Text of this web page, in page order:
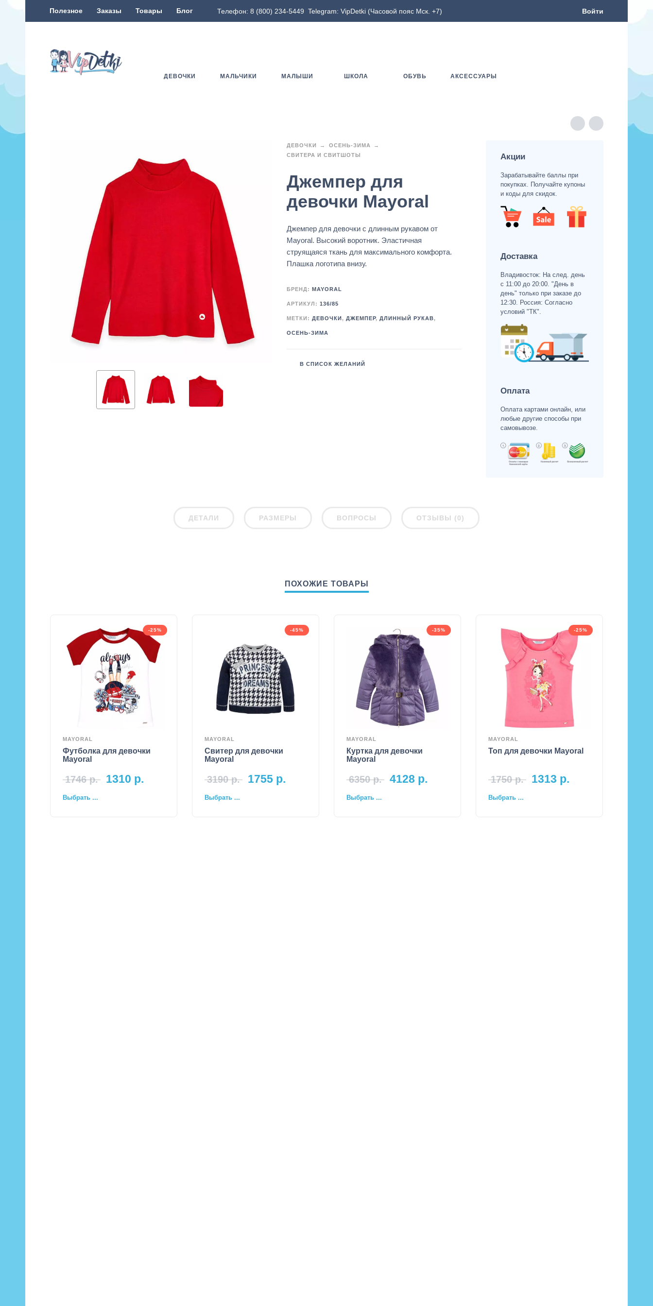
Полезное Заказы Товары Блог Телефон: 8 (800) 234-5449 Telegram: VipDetki (Часовой пояс Мск. +7) Войти
ДЕВОЧКИ МАЛЬЧИКИ МАЛЫШИ ШКОЛА ОБУВЬ АКСЕССУАРЫ
ДЕВОЧКИ
ОСЕНЬ-ЗИМА
СВИТЕРА И СВИТШОТЫ
Джемпер для
девочки Mayoral
Джемпер для девочки с длинным рукавом от
Mayoral. Высокий воротник. Эластичная
струящаяся ткань для максимального комфорта.
Плашка логотипа внизу.
БРЕНД: MAYORAL
АРТИКУЛ: 136/85
МЕТКИ: ДЕВОЧКИ , ДЖЕМПЕР, ДЛИННЫЙ РУКАВ,
ОСЕНЬ-ЗИМА
В СПИСОК ЖЕЛАНИЙ
Акции
Зарабатывайте баллы при
покупках. Получайте купоны
и коды для скидок.
Доставка
Владивосток: На след. день
с 11:00 до 20:00. "День в
день" только при заказе до
12:30. Россия: Согласно
условий "ТК".
Оплата
Оплата картами онлайн, или
любые другие способы при
самовывозе.
ДЕТАЛИ РАЗМЕРЫ ВОПРОСЫ ОТЗЫВЫ (0)
ПОХОЖИЕ ТОВАРЫ
-25%
MAYORAL
Футболка для девочки
Mayoral
1746р. 1310 р.
Выбрать ...
-45%
MAYORAL
Свитер для девочки
Mayoral
3190р. 1755 р.
Выбрать ...
-35%
MAYORAL
Куртка для девочки
Mayoral
6350р. 4128 р.
Выбрать ...
-25%
MAYORAL
Топ для девочки Mayoral
1750р. 1313 р.
Выбрать ...